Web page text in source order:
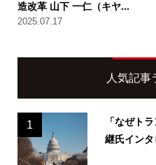
造改革 山下 一仁（キヤ...
2025.07.17
人気記事
1
「なぜト
継氏インタ